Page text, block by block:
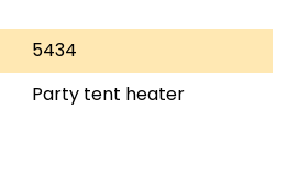
5434
Party tent heater